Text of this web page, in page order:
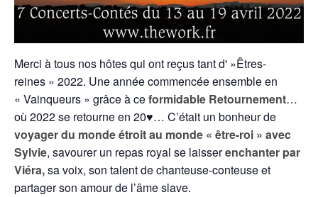
Merci à tous nos hôtes qui ont reçus tant d' »Êtres-
reines » 2022. Une année commencée ensemble en
« Vainqueurs » grâce à ceformidable Retournement…
où 2022 se retourne en 20♥… C’était un bonheur de
voyager du monde étroit au monde « être-roi » avec
Sylvie, savourer un repas royal se laisserenchanter par
Viéra,sa voix, son talent de chanteuse-conteuse et
partager son amour de l’âme slave.